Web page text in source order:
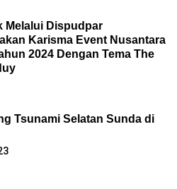
Melalui Dispudpar
Karisma Event Nusantara
2024 Dengan Tema The
Tsunami Selatan Sunda di